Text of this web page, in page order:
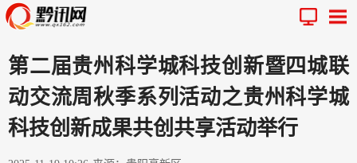
第二届贵州科学城科技创新暨四城联
动交流周秋季系列活动之贵州科学城
科技创新成果共创共享活动举行